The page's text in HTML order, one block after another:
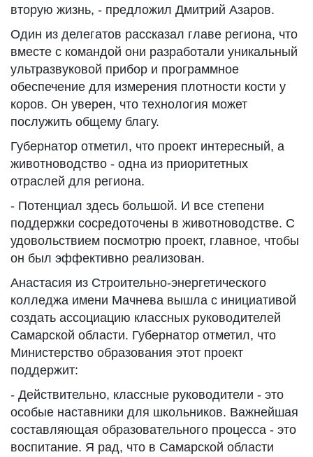
вторую жизнь, - предложил Дмитрий Азаров.
Один из делегатов рассказал главе региона, что
вместе с командой они разработали уникальный
ультразвуковой прибор и программное
обеспечение для измерения плотности кости у
коров. Он уверен, что технология может
послужить общему благу.
Губернатор отметил, что проект интересный, а
животноводство - одна из приоритетных
отраслей для региона.
- Потенциал здесь большой. И все степени
поддержки сосредоточены в животноводстве. С
удовольствием посмотрю проект, главное, чтобы
он был эффективно реализован.
Анастасия из Строительно-энергетического
колледжа имени Мачнева вышла с инициативой
создать ассоциацию классных руководителей
Самарской области. Губернатор отметил, что
Министерство образования этот проект
поддержит:
- Действительно, классные руководители - это
особые наставники для школьников. Важнейшая
составляющая образовательного процесса - это
воспитание. Я рад, что в Самарской области